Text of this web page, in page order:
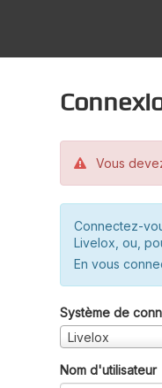
Vous
Connectez-
Livelox, ou,
En vous
Système de
Livelox
Nom d'utilisateur